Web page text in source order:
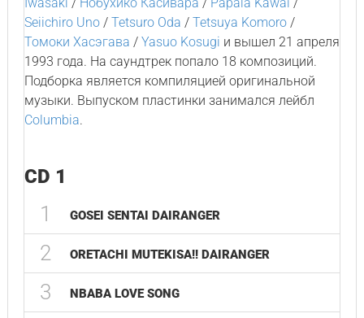
Seiichiro Uno/ Tetsuro Oda / Tetsuya Komoro/
Томоки Хасэгава / Yasuo Kosugi и вышел 21 апреля
1993 года. На саундтрек попало 18 композиций.
Подборка является компиляцией оригинальной
музыки. Выпуском пластинки занимался лейбл
Columbia.
CD 1
1 GOSEI SENTAI DAIRANGER
2 ORETACHI MUTEKISA!! DAIRANGER
3 NBABA LOVE SONG